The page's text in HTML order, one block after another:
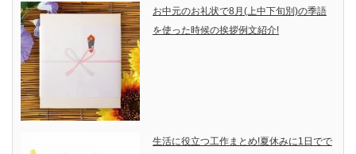
お中元のお礼状で8月(上中下旬別)の季語
を使った時候の挨拶例文紹介!
生活に役立つ工作まとめ!夏休みに1日でで